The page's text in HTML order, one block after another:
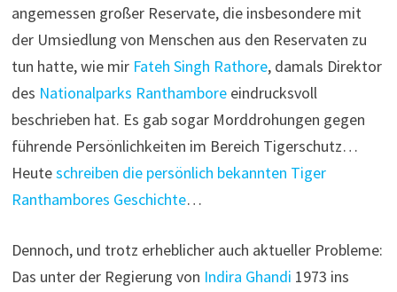
angemessen großer Reservate, die insbesondere mit
der Umsiedlung von Menschen aus den Reservaten zu
tun hatte, wie mir Fateh Singh Rathore, damals Direktor
des Nationalparks Ranthamboreeindrucksvoll
beschrieben hat. Es gab sogar Morddrohungen gegen
führende Persönlichkeiten im Bereich Tigerschutz…
Heuteschreiben die persönlich bekannten Tiger
Ranthambores Geschichte…
Dennoch, und trotz erheblicher auch aktueller Probleme:
Das unter der Regierung von Indira Ghandi 1973 ins